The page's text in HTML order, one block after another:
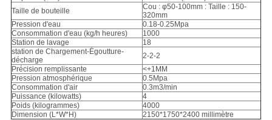
Taille de bouteille
Cou : φ50-100mm : Taille : 150-
320mm
Pression d'eau
0.18-0.25Mpa
Consommation d'eau (kg/h heures)
1000
Station de lavage
18
station de Chargement-Égoutture-
décharge
2-2-2
Précision remplissante
<+1MM
Pression atmosphérique
0.5Mpa
Consommation d'air
0.3m3/min
Puissance (kilowatts)
4
Poids (kilogrammes)
4000
Dimension (L*W*H)
2150*1750*2400 millimètre